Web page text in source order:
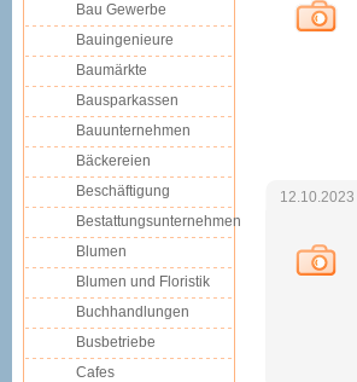
12.10.2023
Bau Gewerbe
Bauingenieure
Baumärkte
Bausparkassen
Bauunternehmen
Bäckereien
Beschäftigung
Bestattungsunternehmen
Blumen
Blumen und Floristik
Buchhandlungen
Busbetriebe
Cafes